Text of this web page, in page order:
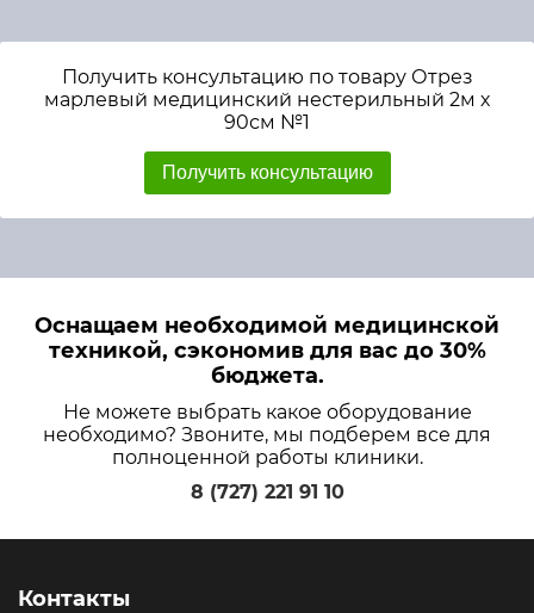
Получить консультацию по товару Отрез
марлевый медицинский нестерильный 2м х
90см №1
Получить консультацию
Оснащаем необходимой медицинской
техникой, сэкономив для вас до 30%
бюджета.
Не можете выбрать какое оборудование
необходимо? Звоните, мы подберем все для
полноценной работы клиники.
8 (727) 221 91 10
Контакты